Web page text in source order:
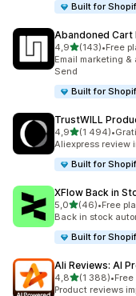
Built for
Abandoned Cart
4,9na 5 gwiazdek
(143)
Łączna liczba
•Free
Email marketing
Send
Built for
TrustWILL
4,9na 5 gwiazdek
(1 494)
Łączna liczba•
Aliexpress review
Built for
XFlow Back in
5,0na 5 gwiazdek
(46)
Łączna liczba
•Free
Back in stock
Built for
Ali Reviews: AI
4,8na 5 gwiazdek
(1 388)
Łączna liczba•
Product reviews